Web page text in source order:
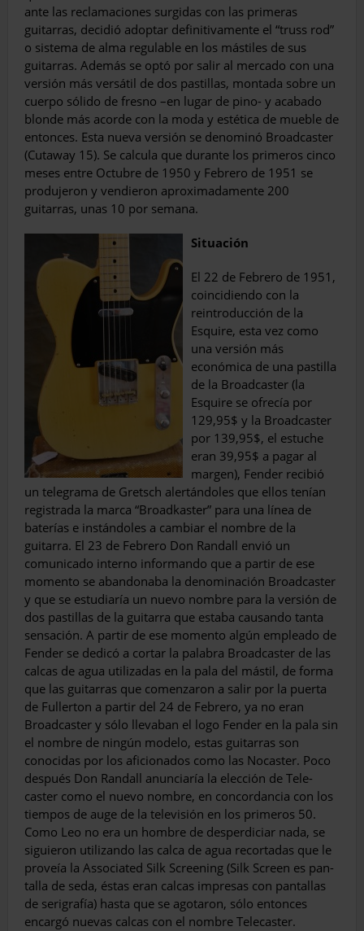
ante las reclamaciones surgidas con las primeras
guitarras, decidió adoptar definitiva­mente el “truss rod”
o sistema de alma regu­lable en los mástiles de sus
guitarras. Además se optó por salir al mercado con una
versión más versátil de dos pastillas, montada sobre un
cuerpo sólido de fresno –en lugar de pino- y acabado
blonde más acorde con la moda y es­tética de mueble de
entonces. Esta nueva ver­sión se denominó Broadcaster
(Cutaway 15). Se calcula que durante los primeros cinco
me­ses entre Octubre de 1950 y Febrero de 1951 se
produjeron y vendieron aproximadamente 200
guitarras, unas 10 por semana.
Situación
El 22 de Febrero de 1951,
coincidiendo con la
reintroducción de la
Esquire, esta vez como
una versión más
económica de una pastilla
de la Broadcaster (la
Esquire se ofrecía por
129,95$ y la Broadcaster
por 139,95$, el estuche
eran 39,95$ a pagar al
margen), Fender recibió
un telegrama de Gretsch alertándoles que ellos tenían
registrada la marca “Broadkaster” para una línea de
baterías e instándoles a cambiar el nombre de la
guitarra. El 23 de Febrero Don Randall envió un
comunicado interno infor­mando que a partir de ese
momento se aban­donaba la denominación Broadcaster
y que se estudiaría un nuevo nombre para la versión de
dos pastillas de la guitarra que estaba causan­do tanta
sensación. A partir de ese momento algún empleado de
Fender se dedicó a cortar la palabra Broadcaster de las
calcas de agua utilizadas en la pala del mástil, de forma
que las guitarras que comenzaron a salir por la puerta
de Fullerton a partir del 24 de Febre­ro, ya no eran
Broadcaster y sólo llevaban el logo Fender en la pala sin
el nombre de ningún modelo, estas guitarras son
conocidas por los aficionados como las Nocaster. Poco
después Don Randall anunciaría la elección de Tele­
caster como el nuevo nombre, en concordan­cia con los
tiempos de auge de la televisión en los primeros 50.
Como Leo no era un hombre de desperdiciar nada, se
siguieron utilizando las calca de agua recortadas que le
proveía la Associated Silk Screening (Silk Screen es pan­
talla de seda, éstas eran calcas impresas con pantallas
de serigrafía) hasta que se agotaron, sólo entonces
encargó nuevas calcas con el nombre Telecaster.